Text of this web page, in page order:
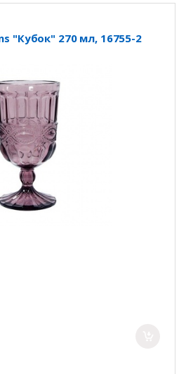
"Кубок" 270 мл, 16755-2